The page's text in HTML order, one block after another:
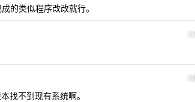
的类似程序改改就行。
17
18
找不到现有系统啊。